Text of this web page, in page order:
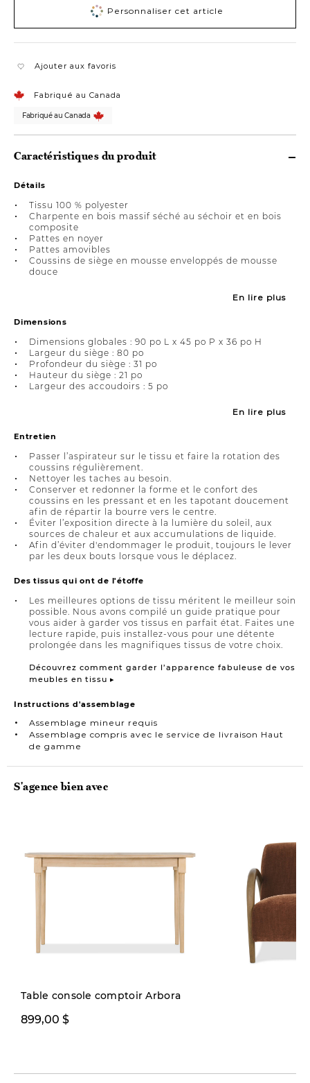
Personnaliser cet article
Ajouter aux favoris
Fabriqué au Canada
Fabriqué au Canada
Caractéristiques du produit
Détails
Tissu 100 % polyester
Charpente en bois massif séché au séchoir et en bois
composite
Pattes en noyer
Pattes amovibles
Coussins de siège en mousse enveloppés de mousse
douce
En lire plus
Dimensions
Dimensions globales : 90 po L x 45 po P x 36 po H
Largeur du siège : 80 po
Profondeur du siège : 31 po
Hauteur du siège : 21 po
Largeur des accoudoirs : 5 po
En lire plus
Entretien
Passer l’aspirateur sur le tissu et faire la rotation des
coussins régulièrement.
Nettoyer les taches au besoin.
Conserver et redonner la forme et le confort des
coussins en les pressant et en les tapotant doucement
afin de répartir la bourre vers le centre.
Éviter l’exposition directe à la lumière du soleil, aux
sources de chaleur et aux accumulations de liquide.
Afin d’éviter d'endommager le produit, toujours le lever
par les deux bouts lorsque vous le déplacez.
Des tissus qui ont de l'étoffe
Les meilleures options de tissu méritent le meilleur soin
possible. Nous avons compilé un guide pratique pour
vous aider à garder vos tissus en parfait état. Faites une
lecture rapide, puis installez-vous pour une détente
prolongée dans les magnifiques tissus de votre choix.
Découvrez comment garder l’apparence fabuleuse de vos
meubles en tissu ▸
Instructions d'assemblage
Assemblage mineur requis
Assemblage compris avec le service de livraison Haut
de gamme
S'agence bien avec
Table console comptoir Arbora
899,00 $